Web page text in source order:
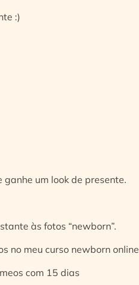
:)
um look de presente.
às fotos “newborn”.
no meu curso newborn online
com 15 dias